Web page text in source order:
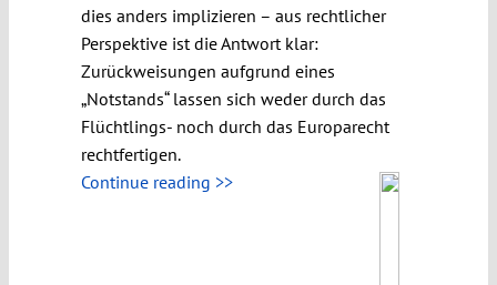
dies anders implizieren – aus rechtlicher
Perspektive ist die Antwort klar:
Zurückweisungen aufgrund eines
„Notstands“ lassen sich weder durch das
Flüchtlings- noch durch das Europarecht
rechtfertigen.
Continue reading >>